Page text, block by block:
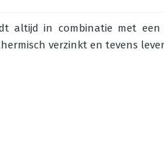
altijd in combinatie met
verzinkt en tevens